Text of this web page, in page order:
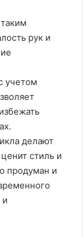
рук и
учетом
делают
стиль и
продуман и
и